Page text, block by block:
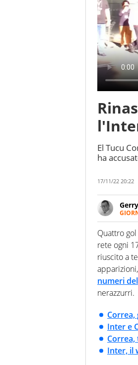
El Tucu
ha
17/11/22 20:22
Per
Quattro
rete ogni
riuscito a
numeri
nerazzurri.
Inter e
Inter, il